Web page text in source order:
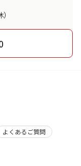
よくあるご質問